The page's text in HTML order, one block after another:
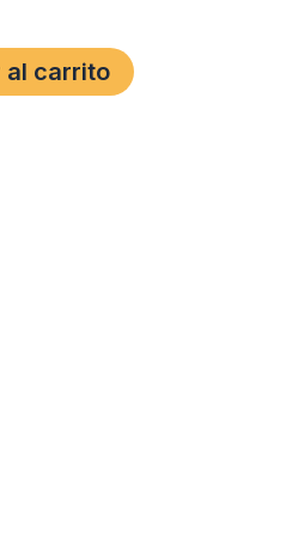
al carrito